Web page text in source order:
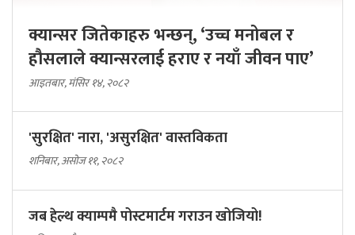
क्यान्सर जितेकाहरु भन्छन्, ‘उच्च मनोबल र
हौसलाले क्यान्सरलाई हराए र नयाँ जीवन पाए’
आइतबार, मंसिर १४, २०८२
'सुरक्षित' नारा, 'असुरक्षित' वास्तविकता
शनिबार, असोज ११, २०८२
जब हेल्थ क्याम्पमै पोस्टमार्टम गराउन खोजियो!